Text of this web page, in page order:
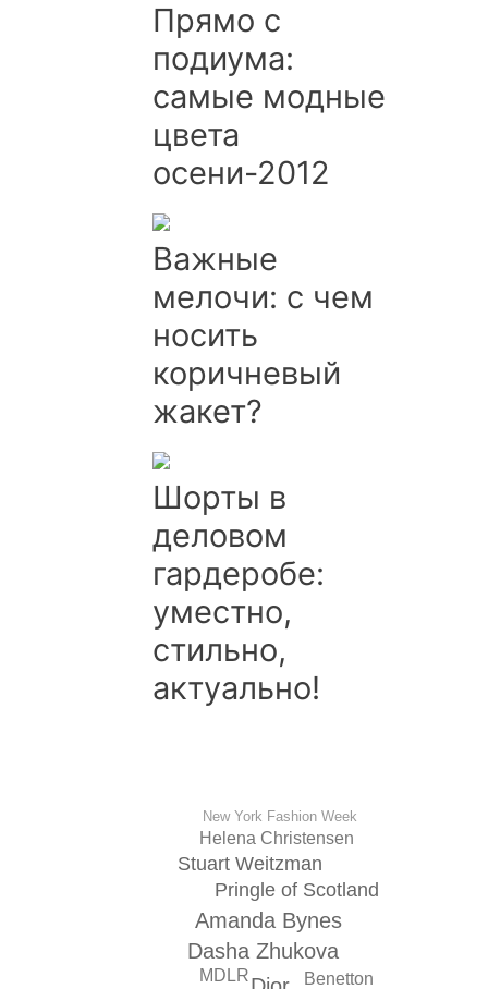
Прямо с
подиума:
самые модные
цвета
осени-2012
Важные
мелочи: с чем
носить
коричневый
жакет?
Шорты в
деловом
гардеробе:
уместно,
стильно,
актуально!
Dasha Zhukova
Amanda Bynes
Pringle of Scotland
Stuart Weitzman
Helena Christensen
MDLR Benetton
New York Fashion Week